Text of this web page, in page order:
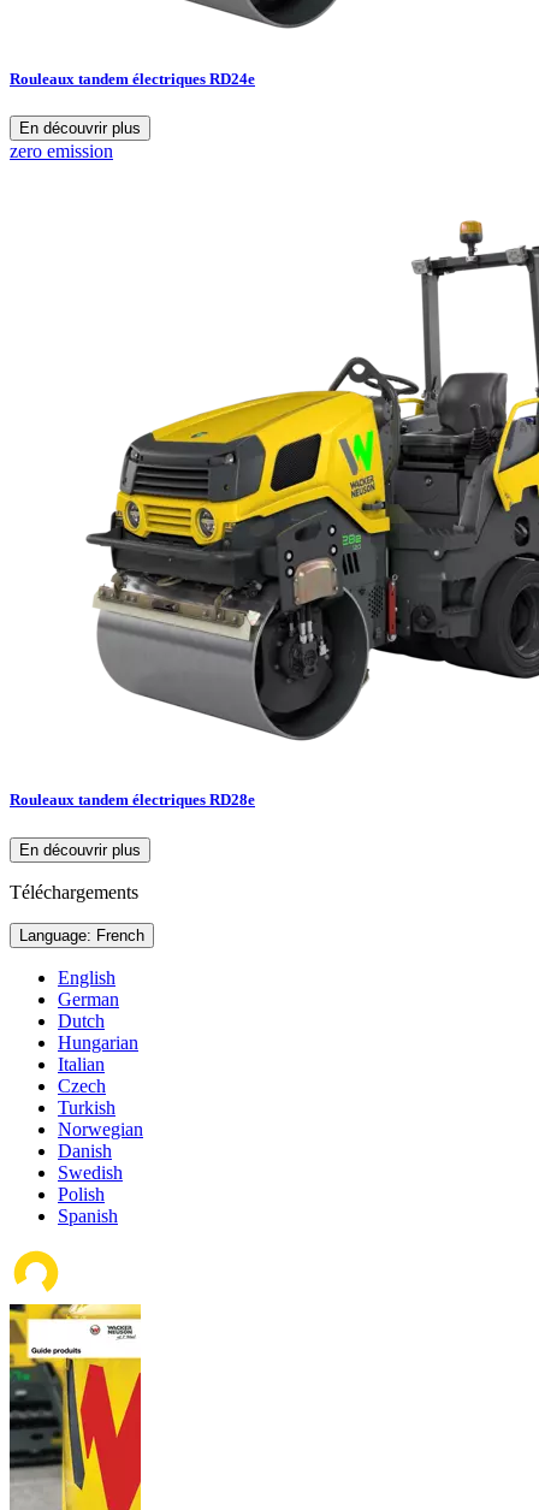
Rouleaux tandem électriques RD24e
En découvrir plus
zero emission
Rouleaux tandem électriques RD28e
En découvrir plus
Téléchargements
Language: French
English
German
Dutch
Hungarian
Italian
Czech
Turkish
Norwegian
Danish
Swedish
Polish
Spanish